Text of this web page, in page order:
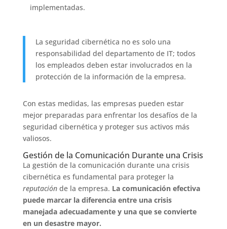
implementadas.
La seguridad cibernética no es solo una
responsabilidad del departamento de IT; todos
los empleados deben estar involucrados en la
protección de la información de la empresa.
Con estas medidas, las empresas pueden estar
mejor preparadas para enfrentar los desafíos de la
seguridad cibernética y proteger sus activos más
valiosos.
Gestión de la Comunicación Durante una Crisis
La gestión de la comunicación durante una crisis
cibernética es fundamental para proteger la
reputaciónde la empresa. La comunicación efectiva
puede marcar la diferencia entre una crisis
manejada adecuadamente y una que se convierte
en un desastre mayor.